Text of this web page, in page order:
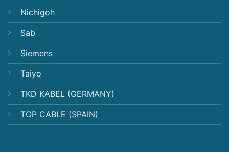
Nichigoh
Sab
Siemens
Taiyo
TKD KABEL (GERMANY)
TOP CABLE (SPAIN)